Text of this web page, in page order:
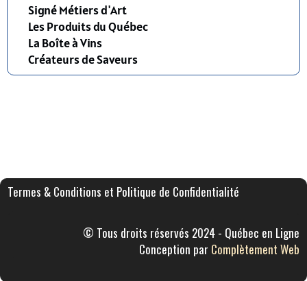
Signé Métiers d'Art
Les Produits du Québec
La Boîte à Vins
Créateurs de Saveurs
Termes & Conditions et Politique de Confidentialité
© Tous droits réservés 2024 - Québec en Ligne
Conception par Complètement Web